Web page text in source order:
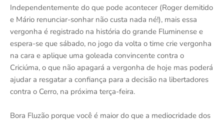
Independentemente do que pode acontecer (Roger demitido
e Mário renunciar-sonhar não custa nada né!), mais essa
vergonha é registrado na história do grande Fluminense e
espera-se que sábado, no jogo da volta o time crie vergonha
na cara e aplique uma goleada convincente contra o
Criciúma, o que não apagará a vergonha de hoje mas poderá
ajudar a resgatar a confiança para a decisão na libertadores
contra o Cerro, na próxima terça-feira.
Bora Fluzão porque você é maior do que a mediocridade dos